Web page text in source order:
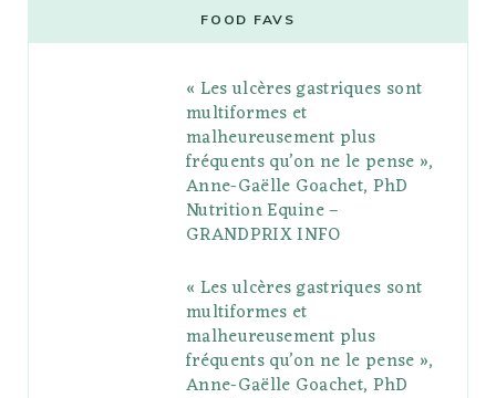
b
t
g
l
e
P
l
s
t
a
g
r
a
m
e
r
e
s
o
l
r
FOOD FAVS
« Les ulcères gastriques sont
multiformes et
malheureusement plus
fréquents qu’on ne le pense »,
Anne-Gaëlle Goachet, PhD
Nutrition Equine –
GRANDPRIX INFO
« Les ulcères gastriques sont
multiformes et
malheureusement plus
fréquents qu’on ne le pense »,
Anne-Gaëlle Goachet, PhD